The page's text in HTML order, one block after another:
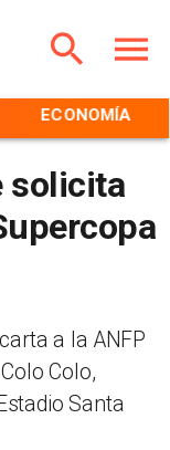
ECONOMÍA
solicita
a la ANFP
Colo,
Santa